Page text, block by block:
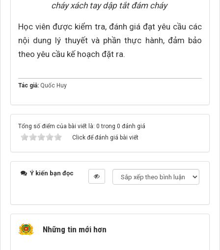
cháy xách tay dập tắt đám cháy
Học viên được kiểm tra, đánh giá đạt yêu cầu các
nội dung lý thuyết và phần thực hành, đảm bảo
theo yêu cầu kế hoạch đặt ra.
Tác giả: Quốc Huy
Tổng số điểm của bài viết là: 0 trong 0 đánh giá
Click để đánh giá bài viết
Ý kiến bạn đọc
Những tin mới hơn